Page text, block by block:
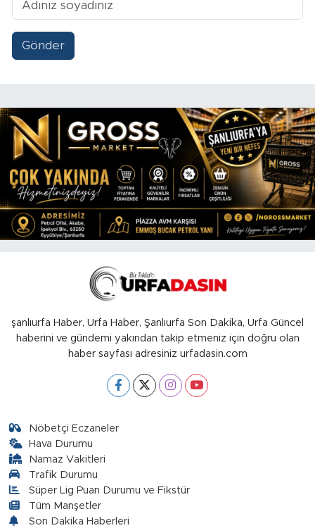
Gönder
şanlıurfa Haber, Urfa Haber, Şanlıurfa Son Dakika, Urfa Güncel
haberini ve gündemi yakından takip etmeniz için doğru olan
haber sayfası adresiniz urfadasin.com
Nöbetçi Eczaneler
Hava Durumu
Namaz Vakitleri
Trafik Durumu
Süper Lig Puan Durumu ve Fikstür
Tüm Manşetler
Son Dakika Haberleri